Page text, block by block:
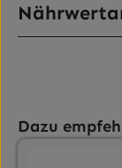
Produktgalerie
Dazu